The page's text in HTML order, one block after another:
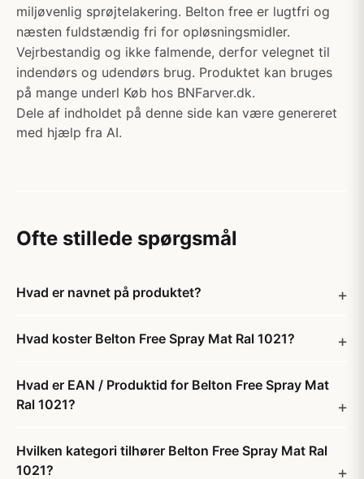
miljøvenlig sprøjtelakering. Belton free er lugtfri og
næsten fuldstændig fri for opløsningsmidler.
Vejrbestandig og ikke falmende, derfor velegnet til
indendørs og udendørs brug. Produktet kan bruges
på mange underl Køb hos BNFarver.dk.
Dele af indholdet på denne side kan være genereret
med hjælp fra AI.
Ofte stillede spørgsmål
Hvad er navnet på produktet?
Hvad koster Belton Free Spray Mat Ral 1021?
Hvad er EAN / Produktid for Belton Free Spray Mat
Ral 1021?
Hvilken kategori tilhører Belton Free Spray Mat Ral
1021?